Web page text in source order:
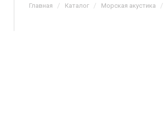
Главная / Каталог / Морская акустика /